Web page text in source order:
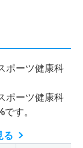
ポーツ健康科
ポーツ健康科
です。
る